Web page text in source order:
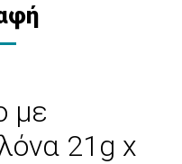
με
21g x